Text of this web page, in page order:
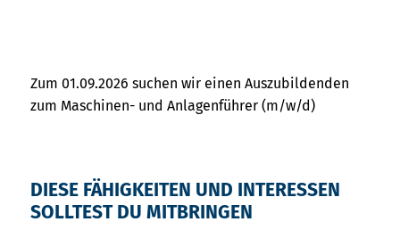
Zum 01.09.2026 suchen wir einen Auszubildenden
zum Maschinen- und Anlagenführer (m/w/d)
DIESE FÄHIGKEITEN UND INTERESSEN
SOLLTEST DU MITBRINGEN